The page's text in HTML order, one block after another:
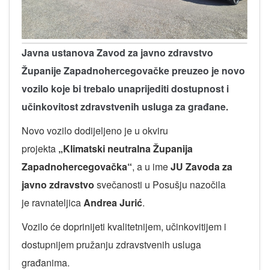
Javna ustanova Zavod za javno zdravstvo
Županije Zapadnohercegovačke preuzeo je novo
vozilo koje bi trebalo unaprijediti dostupnost i
učinkovitost zdravstvenih usluga za građane.
Novo vozilo dodijeljeno je u okviru
projekta „Klimatski neutralna Županija
Zapadnohercegovačka“, a u imeJU Zavoda za
javno zdravstvo svečanosti u Posušju nazočila
je ravnateljicaAndrea Jurić.
Vozilo će doprinijeti kvalitetnijem, učinkovitijem i
dostupnijem pružanju zdravstvenih usluga
građanima.